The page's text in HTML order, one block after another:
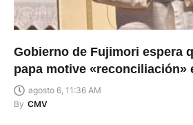
Gobierno de Fujimori espera
papa motive «reconciliación»
agosto 6, 11:36 AM
By CMV